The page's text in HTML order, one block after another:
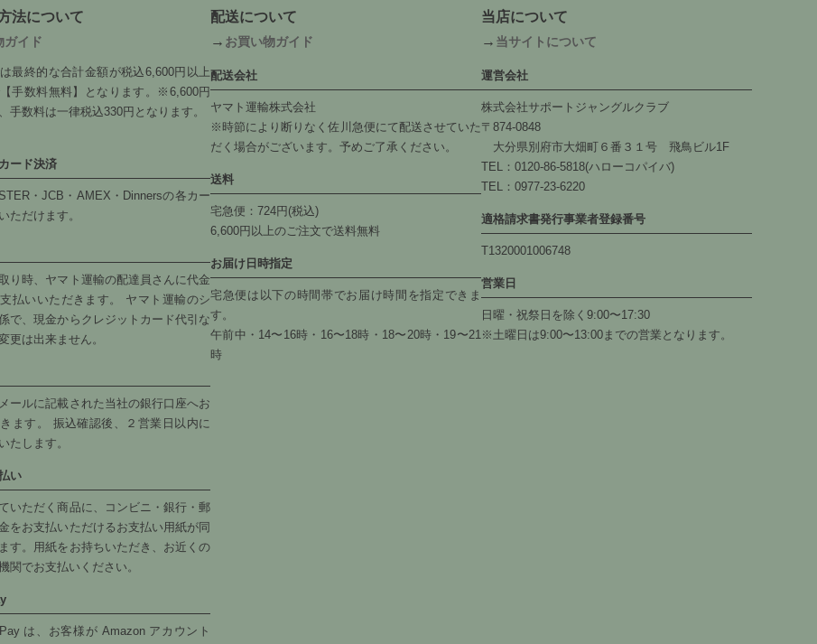
法について
ガイド
最終的な合計金額が税込6,600円以上
手数料無料】となります。※6,600円
手数料は一律税込330円となります。
ード決済
・JCB・AMEX・Dinnersの各カー
ただけます。
り時、ヤマト運輸の配達員さんに代金
払いいただきます。 ヤマト運輸のシ
で、現金からクレジットカード代引な
更は出来ません。
ールに記載された当社の銀行口座へお
ます。 振込確認後、２営業日以内に
たします。
い
いただく商品に、コンビニ・銀行・郵
をお支払いただけるお支払い用紙が同
す。用紙をお持ちいただき、お近くの
関でお支払いください。
は、お客様が Amazon アカウント
配送について
→ お買い物ガイド
配送会社
ヤマト運輸株式会社
※時節により断りなく佐川急便にて配送させていた
だく場合がございます。予めご了承ください。
送料
宅急便：724円(税込)
6,600円以上のご注文で送料無料
お届け日時指定
宅急便は以下の時間帯でお届け時間を指定できま
す。
午前中・14〜16時・16〜18時・18〜20時・19〜21
時
当店について
→ 当サイトについて
運営会社
株式会社サポートジャングルクラブ
〒874-0848
大分県別府市大畑町６番３１号 飛鳥ビル1F
TEL：0120-86-5818(ハローコパイバ)
TEL：0977-23-6220
適格請求書発行事業者登録番号
T1320001006748
営業日
日曜・祝祭日を除く9:00〜17:30
※土曜日は9:00〜13:00までの営業となります。